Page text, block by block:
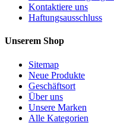
Kontaktiere uns
Haftungsausschluss
Unserem Shop
Sitemap
Neue Produkte
Geschäftsort
Über uns
Unsere Marken
Alle Kategorien